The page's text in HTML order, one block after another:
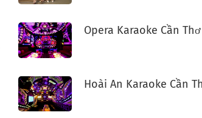
Opera Karaoke Cần Thơ
Hoài An Karaoke Cần